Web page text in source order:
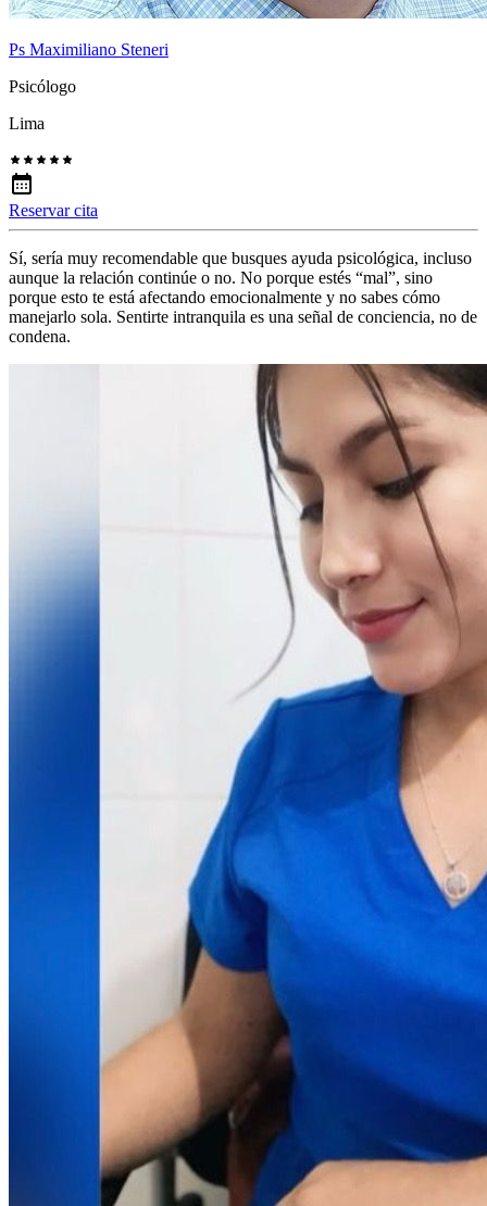
Ps Maximiliano Steneri
Psicólogo
Lima
Reservar cita
Sí, sería muy recomendable que busques ayuda psicológica, incluso
aunque la relación continúe o no. No porque estés “mal”, sino
porque esto te está afectando emocionalmente y no sabes cómo
manejarlo sola. Sentirte intranquila es una señal de conciencia, no de
condena.